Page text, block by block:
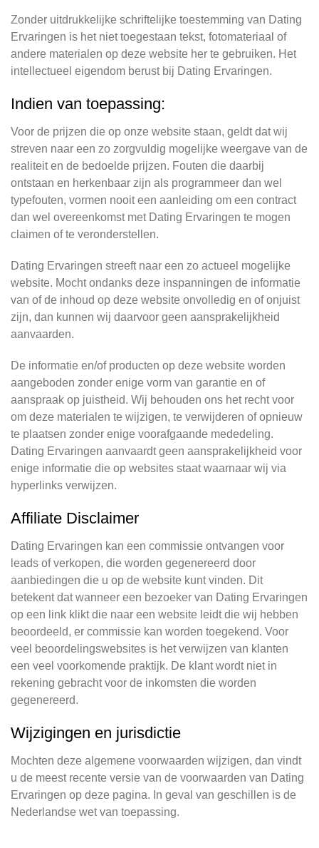
Zonder uitdrukkelijke schriftelijke toestemming van Dating
Ervaringen is het niet toegestaan tekst, fotomateriaal of
andere materialen op deze website her te gebruiken. Het
intellectueel eigendom berust bij Dating Ervaringen.
Indien van toepassing:
Voor de prijzen die op onze website staan, geldt dat wij
streven naar een zo zorgvuldig mogelijke weergave van de
realiteit en de bedoelde prijzen. Fouten die daarbij
ontstaan en herkenbaar zijn als programmeer dan wel
typefouten, vormen nooit een aanleiding om een contract
dan wel overeenkomst met Dating Ervaringen te mogen
claimen of te veronderstellen.
Dating Ervaringen streeft naar een zo actueel mogelijke
website. Mocht ondanks deze inspanningen de informatie
van of de inhoud op deze website onvolledig en of onjuist
zijn, dan kunnen wij daarvoor geen aansprakelijkheid
aanvaarden.
De informatie en/of producten op deze website worden
aangeboden zonder enige vorm van garantie en of
aanspraak op juistheid. Wij behouden ons het recht voor
om deze materialen te wijzigen, te verwijderen of opnieuw
te plaatsen zonder enige voorafgaande mededeling.
Dating Ervaringen aanvaardt geen aansprakelijkheid voor
enige informatie die op websites staat waarnaar wij via
hyperlinks verwijzen.
Affiliate Disclaimer
Dating Ervaringen kan een commissie ontvangen voor
leads of verkopen, die worden gegenereerd door
aanbiedingen die u op de website kunt vinden. Dit
betekent dat wanneer een bezoeker van Dating Ervaringen
op een link klikt die naar een website leidt die wij hebben
beoordeeld, er commissie kan worden toegekend. Voor
veel beoordelingswebsites is het verwijzen van klanten
een veel voorkomende praktijk. De klant wordt niet in
rekening gebracht voor de inkomsten die worden
gegenereerd.
Wijzigingen en jurisdictie
Mochten deze algemene voorwaarden wijzigen, dan vindt
u de meest recente versie van de voorwaarden van Dating
Ervaringen op deze pagina. In geval van geschillen is de
Nederlandse wet van toepassing.